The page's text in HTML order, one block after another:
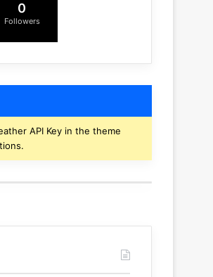
0
Followers
API Key in the theme